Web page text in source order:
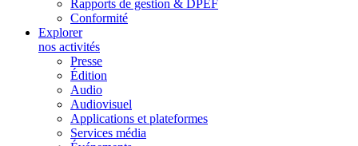
Rapports de gestion & DPEF
Conformité
Explorer
nos activités
Presse
Édition
Audio
Audiovisuel
Applications et plateformes
Services média